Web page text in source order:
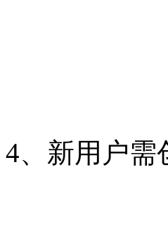
4、新用户需